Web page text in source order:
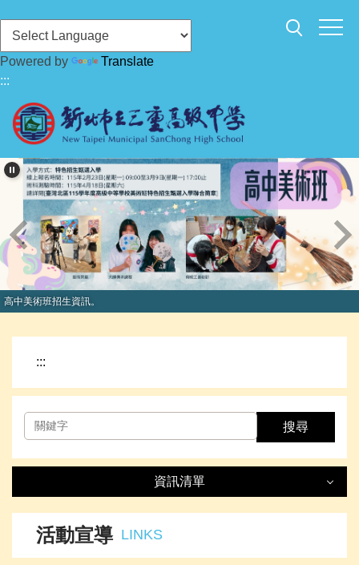
到
主
要
內
容
區
Powered by
Translate
:::
高中美術班招生資訊。
:::
搜尋
資訊清單
資訊清單 LIST
活動宣導 LINKS